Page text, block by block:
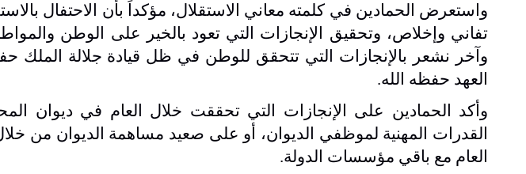
واستعرض الحمادين في كلمته معاني الاستقلال، مؤكداً بأن الاحتفال
تفاني وإخلاص، وتحقيق الإنجازات التي تعود بالخير على الوطن
وآخر نشعر بالإنجازات التي تتحقق للوطن في ظل قيادة جلالة الملك
العهد حفظه الله.
وأكد الحمادين على الإنجازات التي تحققت خلال العام في ديوان
القدرات المهنية لموظفي الديوان، أو على صعيد مساهمة الديوان من
العام مع باقي مؤسسات الدولة.